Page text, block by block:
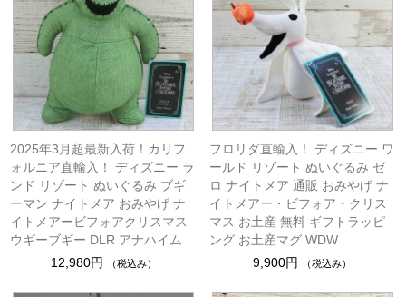
2025年3月超最新入荷！カリフ
ォルニア直輸入！ ディズニー ラ
ンド リゾート ぬいぐるみ ブギ
ーマン ナイトメア おみやげ ナ
イトメアービフォアクリスマス
ウギーブギー DLR アナハイム
12,980円
（税込み）
フロリダ直輸入！ ディズニー ワ
ールド リゾート ぬいぐるみ ゼ
ロ ナイトメア 通販 おみやげ ナ
イトメアー・ビフォア・クリス
マス お土産 無料 ギフトラッピ
ング お土産マグ WDW
9,900円
（税込み）